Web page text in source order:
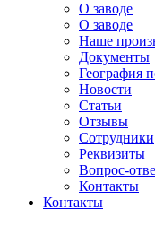
О заводе
О заводе
Наше
Документы
География
Новости
Статьи
Отзывы
Сотрудники
Реквизиты
Вопрос-
Контакты
Контакты